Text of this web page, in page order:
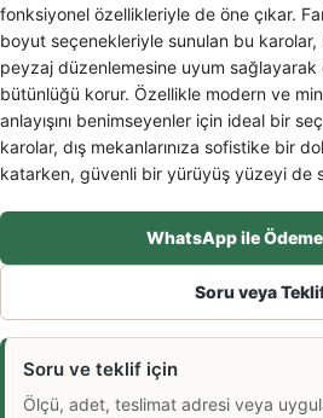
fonksiyonel özellikleriyle de öne çıkar.
boyut seçenekleriyle sunulan bu karolar,
peyzaj düzenlemesine uyum sağlayarak
bütünlüğü korur. Özellikle modern ve
anlayışını benimseyenler için ideal bir
karolar, dış mekanlarınıza sofistike bir
katarken, güvenli bir yürüyüş yüzeyi de
WhatsApp ile
Soru veya
Soru ve teklif için
Ölçü, adet, teslimat adresi veya